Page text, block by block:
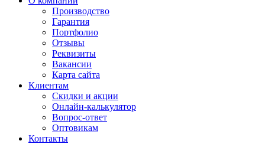
Производство
Гарантия
Портфолио
Отзывы
Реквизиты
Вакансии
Карта сайта
Клиентам
Скидки и акции
Онлайн-калькулятор
Вопрос-ответ
Оптовикам
Контакты